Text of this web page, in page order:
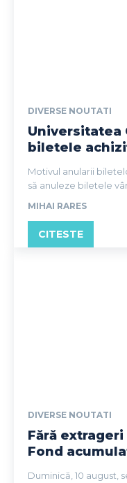
DIVERSE NOUTATI
Universitatea
biletele
Motivul anularii
să anuleze biletele
MIHAI RARES
CITESTE
DIVERSE NOUTATI
Fără
Fond
Duminică, 10 august,